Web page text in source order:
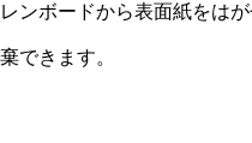
ンボードから表面紙をは
できます。